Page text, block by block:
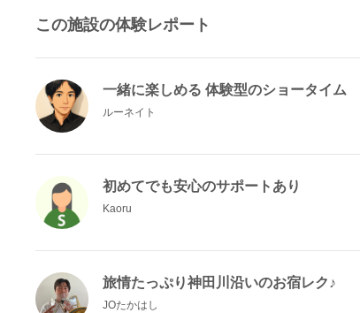
この施設の体験レポート
一緒に楽しめる 体験型のショータイム
ルーネイト
初めてでも安心のサポートあり
Kaoru
旅情たっぷり神田川沿いのお宿レク♪
JOたかはし